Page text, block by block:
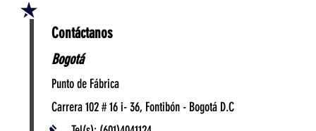
Contáctanos
Bogotá
Punto de Fábrica
Carrera 102 # 16 i- 36, Fontibón - Bogotá D.C